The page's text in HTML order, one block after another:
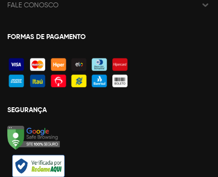
FALE CONOSCO
FORMAS DE PAGAMENTO
SEGURANÇA